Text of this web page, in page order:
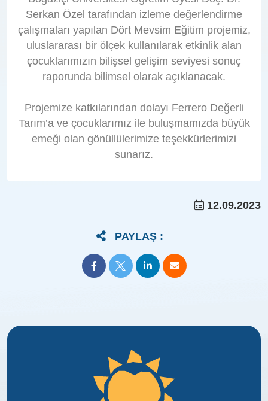
Serkan Özel tarafından izleme değerlendirme
çalışmaları yapılan Dört Mevsim Eğitim projemiz,
uluslararası bir ölçek kullanılarak etkinlik alan
çocuklarımızın bilişsel gelişim seviyesi sonuç
raporunda bilimsel olarak açıklanacak.
Projemize katkılarından dolayı Ferrero Değerli
Tarım’a ve çocuklarımız ile buluşmamızda büyük
emeği olan gönüllülerimize teşekkürlerimizi
sunarız.
12.09.2023
PAYLAŞ :